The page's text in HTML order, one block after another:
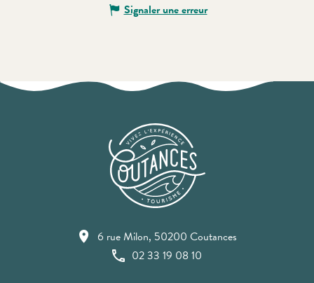
Signaler une erreur
6 rue Milon, 50200 Coutances
02 33 19 08 10